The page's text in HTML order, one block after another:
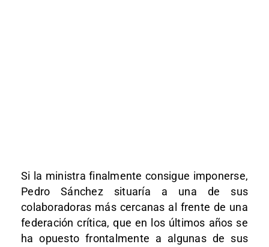
Si la ministra finalmente consigue imponerse,
Pedro Sánchez situaría a una de sus
colaboradoras más cercanas al frente de una
federación crítica, que en los últimos años se
ha opuesto frontalmente a algunas de sus